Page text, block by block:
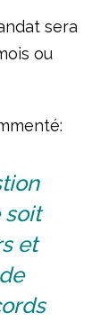
sera
ou
soit
et